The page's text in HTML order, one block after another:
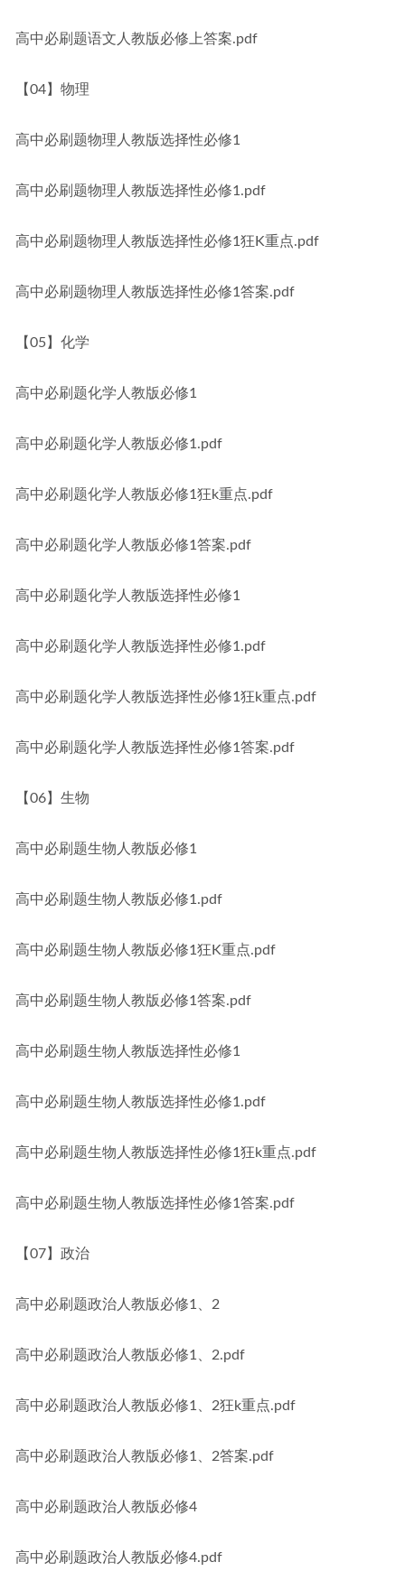
高中必刷题语文人教版必修上答案.pdf
【04】物理
高中必刷题物理人教版选择性必修1
高中必刷题物理人教版选择性必修1.pdf
高中必刷题物理人教版选择性必修1狂K重点.pdf
高中必刷题物理人教版选择性必修1答案.pdf
【05】化学
高中必刷题化学人教版必修1
高中必刷题化学人教版必修1.pdf
高中必刷题化学人教版必修1狂k重点.pdf
高中必刷题化学人教版必修1答案.pdf
高中必刷题化学人教版选择性必修1
高中必刷题化学人教版选择性必修1.pdf
高中必刷题化学人教版选择性必修1狂k重点.pdf
高中必刷题化学人教版选择性必修1答案.pdf
【06】生物
高中必刷题生物人教版必修1
高中必刷题生物人教版必修1.pdf
高中必刷题生物人教版必修1狂K重点.pdf
高中必刷题生物人教版必修1答案.pdf
高中必刷题生物人教版选择性必修1
高中必刷题生物人教版选择性必修1.pdf
高中必刷题生物人教版选择性必修1狂k重点.pdf
高中必刷题生物人教版选择性必修1答案.pdf
【07】政治
高中必刷题政治人教版必修1、2
高中必刷题政治人教版必修1、2.pdf
高中必刷题政治人教版必修1、2狂k重点.pdf
高中必刷题政治人教版必修1、2答案.pdf
高中必刷题政治人教版必修4
高中必刷题政治人教版必修4.pdf